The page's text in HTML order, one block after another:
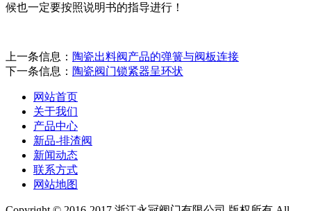
候也一定要按照说明书的指导进行！
上一条信息： 陶瓷出料阀产品的弹簧与阀板连接
下一条信息： 陶瓷阀门锁紧器呈环状
网站首页
关于我们
产品中心
新品-排渣阀
新闻动态
联系方式
网站地图